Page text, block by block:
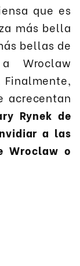
que es
más bella
bellas de
Wroclaw
acrecentan
Rynek de
a las
Wroclaw o